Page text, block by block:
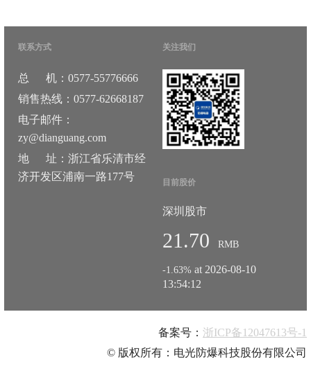
联系方式
总 机：0577-55776666
销售热线：0577-62668187
电子邮件：
zy@dianguang.com
地 址：浙江省乐清市经
济开发区浦南一路177号
关注我们
目前股价
深圳股市
21.70 RMB
-1.63% at 2026-08-10
13:54:12
备案号： 浙ICP备12047613号-1
© 版权所有：电光防爆科技股份有限公司